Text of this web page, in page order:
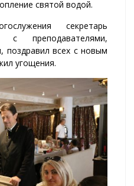
святой водой.
секретарь
с преподавателями,
поздравил всех с новым
угощения.